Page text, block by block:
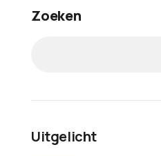
Zoeken
Uitgelicht